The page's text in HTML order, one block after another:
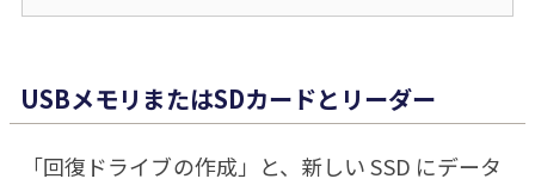
USBメモリまたはSDカードとリーダー
「回復ドライブの作成」と、新しい SSD にデータ